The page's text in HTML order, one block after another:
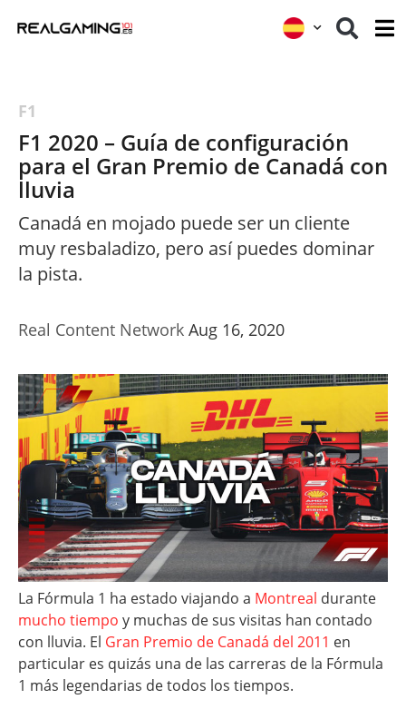
F1
F1 2020 – Guía de configuración
para el Gran Premio de Canadá con
lluvia
Canadá en mojado puede ser un cliente
muy resbaladizo, pero así puedes dominar
la pista.
Real Content Network Aug 16, 2020
La Fórmula 1 ha estado viajando a Montreal durante
mucho tiempo y muchas de sus visitas han contado
con lluvia. El Gran Premio de Canadá del 2011 en
particular es quizás una de las carreras de la Fórmula
1 más legendarias de todos los tiempos.